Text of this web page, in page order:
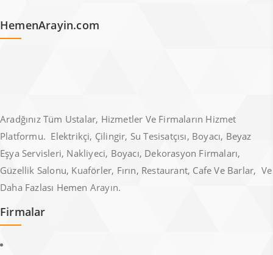
HemenArayin.com
Aradğınız Tüm Ustalar, Hizmetler Ve Firmaların Hizmet
Platformu. Elektrikçi, Çilingir, Su Tesisatçısı, Boyacı, Beyaz
Eşya Servisleri, Nakliyeci, Boyacı, Dekorasyon Firmaları,
Güzellik Salonu, Kuaförler, Fırın, Restaurant, Cafe Ve Barlar, Ve
Daha Fazlası Hemen Arayın.
Firmalar